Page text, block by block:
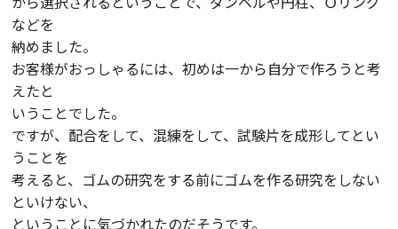
などを
納めました。
お客様がおっしゃるには、初めは一から自分で作ろうと考
えたと
いうことでした。
ですが、配合をして、混練をして、試験片を成形してとい
うことを
考えると、ゴムの研究をする前にゴムを作る研究をしない
といけない、
ということに気づかれたのだそうです。